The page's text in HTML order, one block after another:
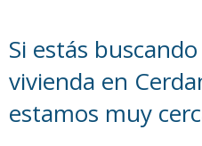
Si estás
vivienda en
estamos muy